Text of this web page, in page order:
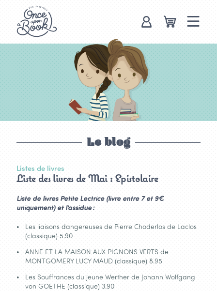
Le blog
Listes de livres
Liste des livres de Mai : Epistolaire
Liste de livres Petite Lectrice (livre entre 7 et 9€
uniquement) et l’assidue :
Les liaisons dangereuses de Pierre Choderlos de Laclos
(classique) 5.90
ANNE ET LA MAISON AUX PIGNONS VERTS de
MONTGOMERY LUCY MAUD (classique) 8.95
Les Souffrances du jeune Werther de Johann Wolfgang
von GOETHE (classique) 3.90